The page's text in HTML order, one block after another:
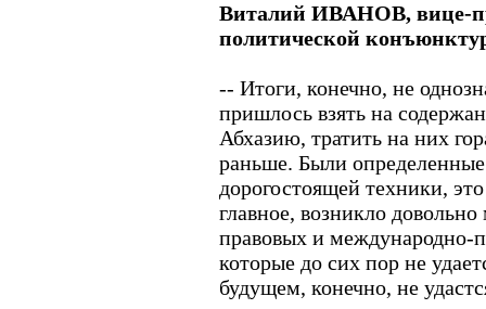
Виталий ИВАНОВ, вице-
политической
-- Итоги, конечно, не
пришлось взять на
Абхазию, тратить на них
раньше. Были
дорогостоящей техники,
главное, возникло
правовых и международно-
которые до сих пор не
будущем, конечно, не